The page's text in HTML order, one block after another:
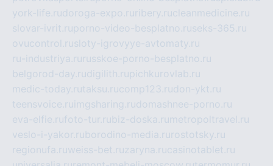
york-life.rudoroga-expo.ru ribery.rucleanmedicine.ru
slovar-ivrit.ruporno-video-besplatno.ruseks-365.ru
ovucontrol.rusloty-igrovyye-avtomaty.ru
ru-industriya.ru russkoe-porno-besplatno.ru
belgorod-day.rudigilith.rupichkurovlab.ru
medic-today.rutaksu.rucomp123.rudon-ykt.ru
teensvoice.ru imgsharing.rudomashnee-porno.ru
eva-elfie.rufoto-tur.rubiz-doska.ru metropoltravel.ru
veslo-i-yakor.ruborodino-media.ru rostotsky.ru
regionufa.ruweiss-bet.ruzaryna.rucasinotablet.ru